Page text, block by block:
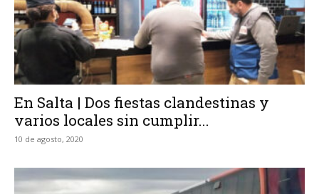
En Salta | Dos fiestas clandestinas y
varios locales sin cumplir...
10 de agosto, 2020